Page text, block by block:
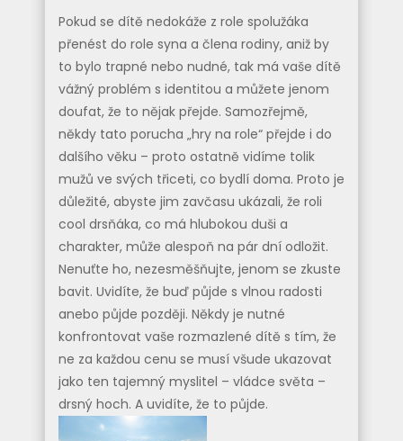
Pokud se dítě nedokáže z role spolužáka
přenést do role syna a člena rodiny, aniž by
to bylo trapné nebo nudné, tak má vaše dítě
vážný problém s identitou a můžete jenom
doufat, že to nějak přejde. Samozřejmě,
někdy tato porucha „hry na role“ přejde i do
dalšího věku – proto ostatně vidíme tolik
mužů ve svých třiceti, co bydlí doma. Proto je
důležité, abyste jim zavčasu ukázali, že roli
cool drsňáka, co má hlubokou duši a
charakter, může alespoň na pár dní odložit.
Nenuťte ho, nezesměšňujte, jenom se zkuste
bavit. Uvidíte, že buď půjde s vlnou radosti
anebo půjde později. Někdy je nutné
konfrontovat vaše rozmazlené dítě s tím, že
ne za každou cenu se musí všude ukazovat
jako ten tajemný myslitel – vládce světa –
drsný hoch. A uvidíte, že to půjde.